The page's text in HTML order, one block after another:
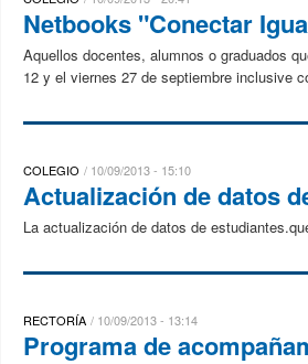
Netbooks "Conectar
Aquellos docentes, alumnos o graduados
12 y el viernes 27 de septiembre inclusive
COLEGIO 10/09/2013 - 15:10
Actualización de datos
La actualización de datos de
RECTORÍA 10/09/2013 - 13:14
Programa de